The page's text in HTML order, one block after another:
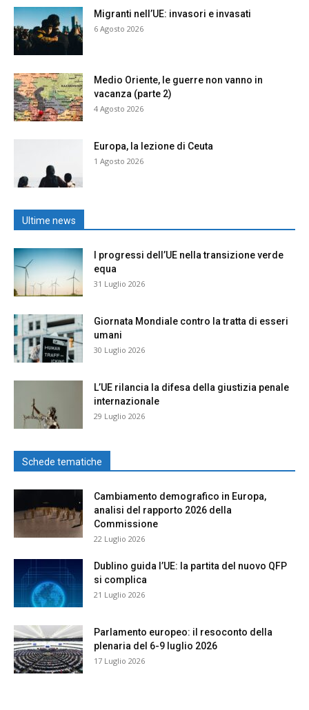
Migranti nell’UE: invasori e invasati
6 Agosto 2026
Medio Oriente, le guerre non vanno in
vacanza (parte 2)
4 Agosto 2026
Europa, la lezione di Ceuta
1 Agosto 2026
Ultime news
I progressi dell’UE nella transizione verde
equa
31 Luglio 2026
Giornata Mondiale contro la tratta di esseri
umani
30 Luglio 2026
L’UE rilancia la difesa della giustizia penale
internazionale
29 Luglio 2026
Schede tematiche
Cambiamento demografico in Europa,
analisi del rapporto 2026 della
Commissione
22 Luglio 2026
Dublino guida l’UE: la partita del nuovo QFP
si complica
21 Luglio 2026
Parlamento europeo: il resoconto della
plenaria del 6-9 luglio 2026
17 Luglio 2026